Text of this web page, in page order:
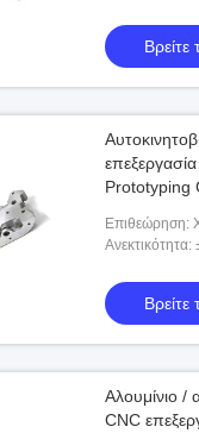
Βρείτε
Prototyping
Επιθεώρηση:
καλιπέρ,
Βρείτε
Αλουμίνιο /
CNC